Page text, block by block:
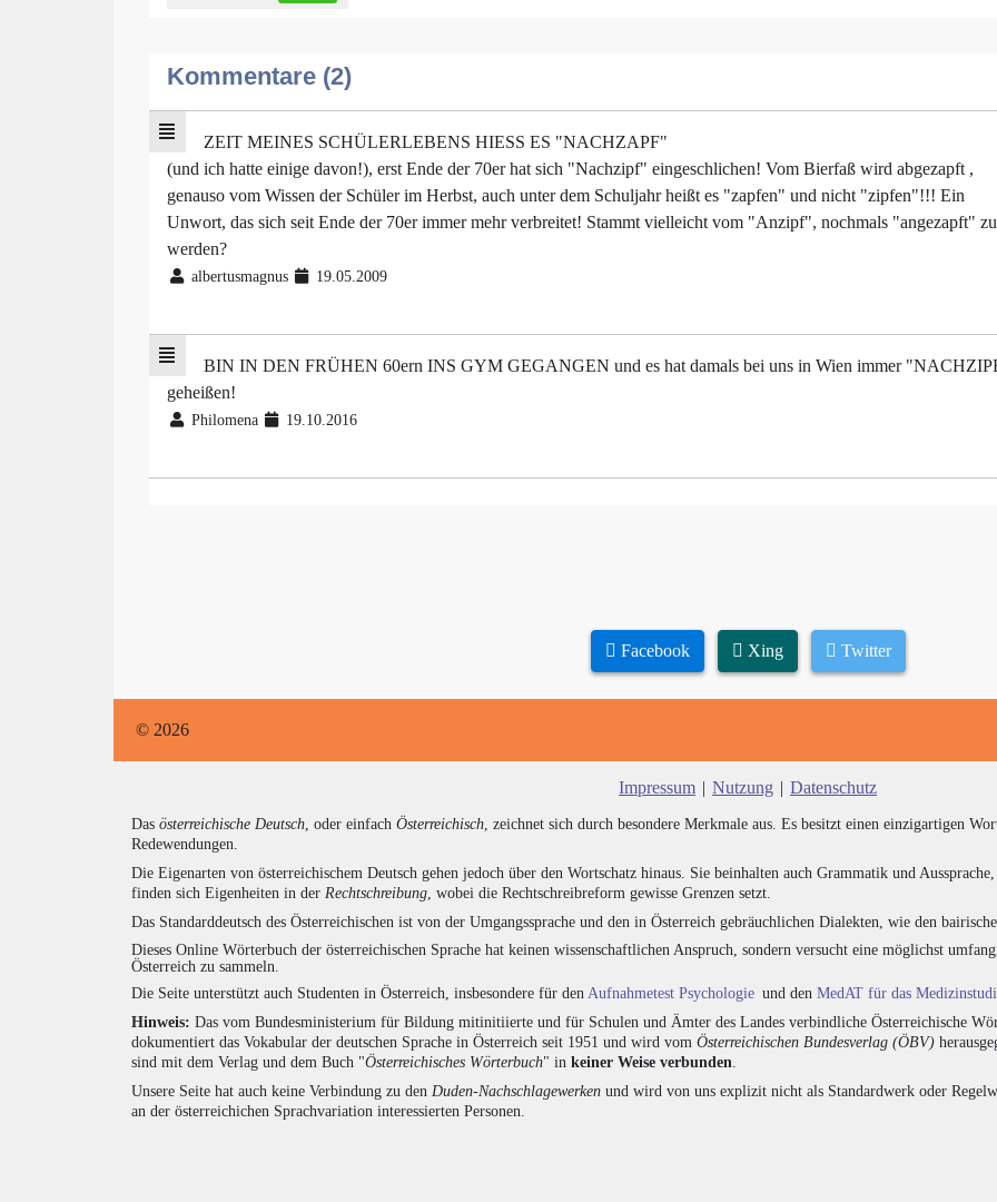
Kommentare (2)
ZEIT MEINES SCHÜLERLEBENS HIESS ES "NACHZAPF"
(und ich hatte einige davon!), erst Ende der 70er hat sich "Nachzipf" eingeschlichen! Vom Bierfaß wird abgezapft ,
genauso vom Wissen der Schüler im Herbst, auch unter dem Schuljahr heißt es "zapfen" und nicht "zipfen"!!! Ein
Unwort, das sich seit Ende der 70er immer mehr verbreitet! Stammt vielleicht vom "Anzipf", nochmals "angezapft" zu
werden?
albertusmagnus 19.05.2009
BIN IN DEN FRÜHEN 60ern INS GYM GEGANGEN und es hat damals bei uns in Wien immer
geheißen!
Philomena 19.10.2016
Facebook Xing Twitter
© 2026
Impressum | Nutzung | Datenschutz
Das österreichische Deutsch, oder einfach Österreichisch, zeichnet sich durch besondere Merkmale aus. Es besitzt einen einzigartigen
Redewendungen.
Die Eigenarten von österreichischem Deutsch gehen jedoch über den Wortschatz hinaus. Sie beinhalten auch Grammatik und
finden sich Eigenheiten in der Rechtschreibung, wobei die Rechtschreibreform gewisse Grenzen setzt.
Das Standarddeutsch des Österreichischen ist von der Umgangssprache und den in Österreich gebräuchlichen Dialekten, wie den
Dieses Online Wörterbuch der österreichischen Sprache hat keinen wissenschaftlichen Anspruch, sondern versucht eine möglichst
Österreich zu sammeln.
Die Seite unterstützt auch Studenten in Österreich, insbesondere für den Aufnahmetest Psychologie und den MedAT für das
Hinweis: Das vom Bundesministerium für Bildung mitinitiierte und für Schulen und Ämter des Landes verbindliche Österreichische
dokumentiert das Vokabular der deutschen Sprache in Österreich seit 1951 und wird vom Österreichischen Bundesverlag (ÖBV)
sind mit dem Verlag und dem Buch "Österreichisches Wörterbuch" in keiner Weise verbunden.
Unsere Seite hat auch keine Verbindung zu den Duden-Nachschlagewerken und wird von uns explizit nicht als Standardwerk oder
an der österreichichen Sprachvariation interessierten Personen.